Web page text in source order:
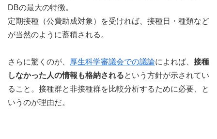
DBの最大の特徴。
定期接種（公費助成対象）を受ければ、接種日・種類など
が当然のように蓄積される。
さらに驚くのが、 厚生科学審議会での議論によれば、 接種
しなかった人の情報も格納されるという方針が示されてい
ること。接種群と非接種群を比較分析するために必要、と
いうのが理由だ。